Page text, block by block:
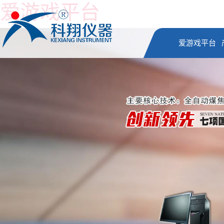
爱游戏平台
爱游戏平台